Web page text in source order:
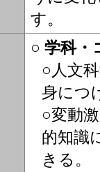
す。
○ 学科・
○人文
身につ
○変動
的知識
きる。